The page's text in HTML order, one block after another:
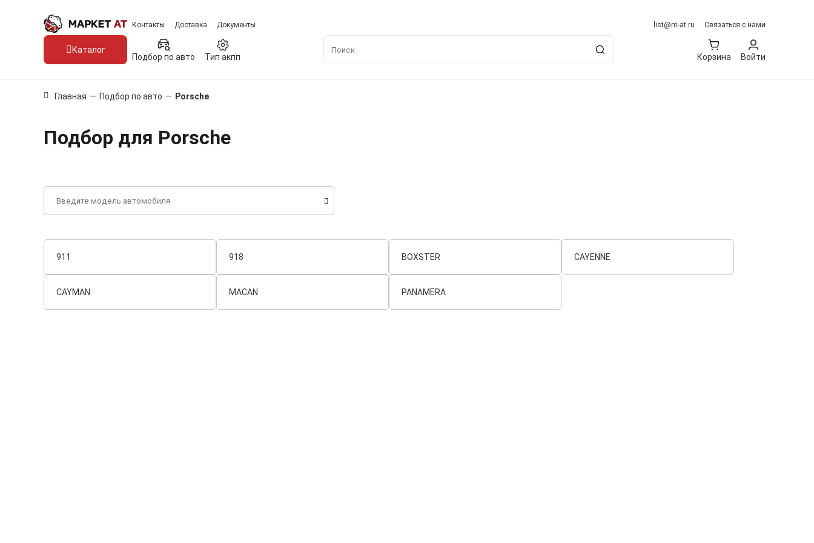
Контакты Доставка Документы list@m-at.ru Связаться с нами
Каталог
Подбор по авто Тип акпп Корзина Войти
Главная — Подбор по авто — Porsche
Подбор для Porsche
911 918 BOXSTER CAYENNE
CAYMAN MACAN PANAMERA